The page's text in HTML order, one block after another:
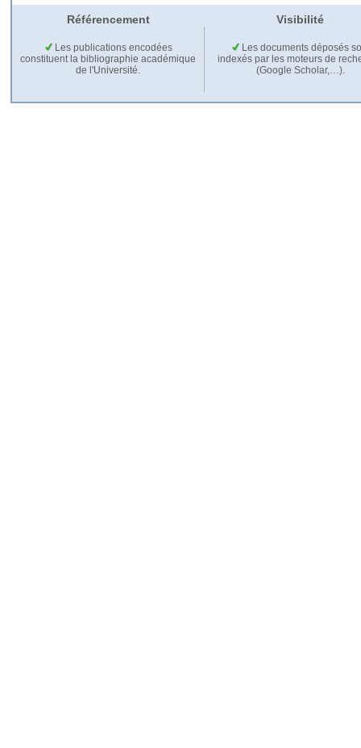
Référencement Visibilité
Les publications encodées
constituent la bibliographie académique
de l'Université.
Les documents déposés
indexés par les moteurs de
(Google Scholar,…).